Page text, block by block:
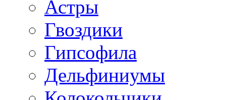
Астры
Гвоздики
Гипсофила
Дельфиниумы